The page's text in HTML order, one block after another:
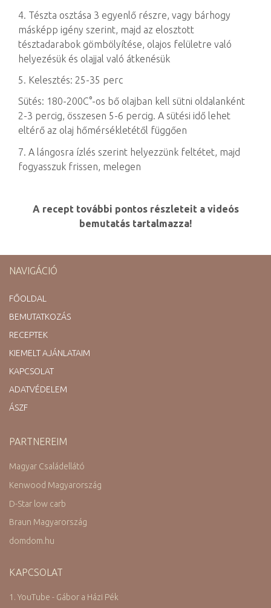
4. Tészta osztása 3 egyenlő részre, vagy bárhogy
másképp igény szerint, majd az elosztott
tésztadarabok gömbölyítése, olajos felületre való
helyezésük és olajjal való átkenésük
5. Kelesztés: 25-35 perc
Sütés: 180-200C°-os bő olajban kell sütni oldalanként
2-3 percig, összesen 5-6 percig. A sütési idő lehet
eltérő az olaj hőmérsékletétől függően
7. A lángosra ízlés szerint helyezzünk feltétet, majd
fogyasszuk frissen, melegen
A recept további pontos részleteit a videós
bemutatás tartalmazza!
NAVIGÁCIÓ
FŐOLDAL
BEMUTATKOZÁS
RECEPTEK
KIEMELT AJÁNLATAIM
KAPCSOLAT
ADATVÉDELEM
ÁSZF
PARTNEREIM
Magyar Családellátó
Kenwood Magyarország
D-Star low carb
Braun Magyarország
domdom.hu
KAPCSOLAT
1. YouTube - Gábor a Házi Pék